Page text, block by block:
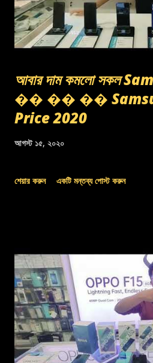
আবার দাম কমলো সকল
�� �� ��
Price 2020
আগস্ট ১৫, ২০২০
শেয়ার করুন একটি মন্তব্য পোস্ট করুন